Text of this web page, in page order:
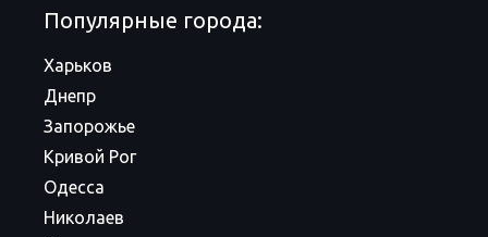
Популярные города:
Харьков
Днепр
Запорожье
Кривой Рог
Одесса
Николаев